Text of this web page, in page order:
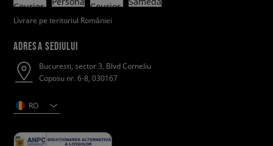
Livrare pe teritoriul României
ADRESA SEDIULUI
Bucuresti, sector 3, Blvd Corneliu
Coposu nr. 6-8, 030167
RO